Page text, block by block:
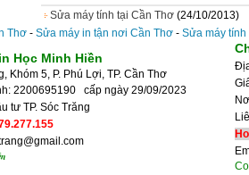
Sửa máy tính tại Cần Thơ (24/10/2013)
Thơ - Sửa máy in tận nơi Cần Thơ - Sửa máy
Học Minh Hiền
Khóm 5, P. Phú Lợi, TP. Cần Thơ
2200695190 cấp ngày 29/09/2023
tư TP. Sóc Trăng